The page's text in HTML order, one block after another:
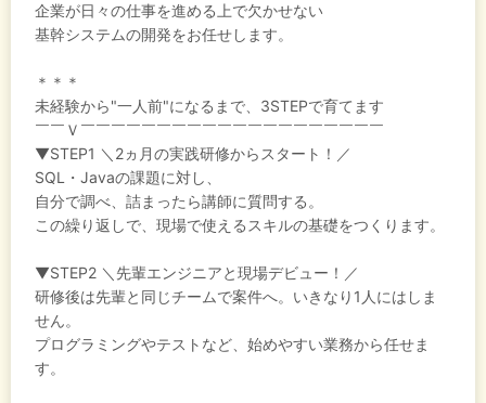
企業が日々の仕事を進める上で欠かせない
基幹システムの開発をお任せします。
＊＊＊
未経験から"一人前"になるまで、3STEPで育てます
￣￣Ｖ￣￣￣￣￣￣￣￣￣￣￣￣￣￣￣￣￣￣￣￣
▼STEP1 ＼2ヵ月の実践研修からスタート！／
SQL・Javaの課題に対し、
自分で調べ、詰まったら講師に質問する。
この繰り返しで、現場で使えるスキルの基礎をつくります。
▼STEP2 ＼先輩エンジニアと現場デビュー！／
研修後は先輩と同じチームで案件へ。いきなり1人にはしま
せん。
プログラミングやテストなど、始めやすい業務から任せま
す。